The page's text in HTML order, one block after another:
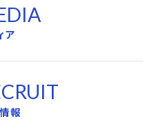
ア
報